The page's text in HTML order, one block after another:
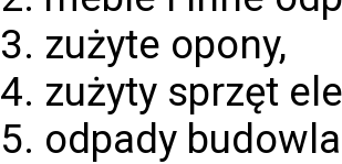
zużyte opony,
zużyty sprzęt
odpady